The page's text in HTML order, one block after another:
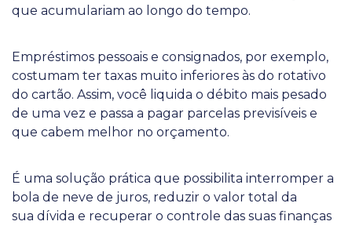
que acumulariam ao longo do tempo.
Empréstimos pessoais e consignados, por exemplo,
costumam ter taxas muito inferiores às do rotativo
do cartão. Assim, você liquida o débito mais pesado
de uma vez e passa a pagar parcelas previsíveis e
que cabem melhor no orçamento.
É uma solução prática que possibilita interromper a
bola de neve de juros, reduzir o valor total da
sua dívida e recuperar o controle das suas finanças